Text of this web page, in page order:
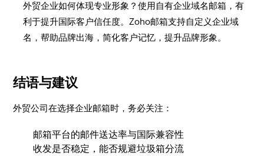
外贸企业如何体现专业形象？使用自有企业域名邮箱，有
利于提升国际客户信任度。Zoho邮箱支持自定义企业域
名，帮助品牌出海，简化客户记忆，提升品牌形象。
结语与建议
外贸公司在选择企业邮箱时，务必关注：
邮箱平台的邮件送达率与国际兼容性
收发是否稳定，能否规避垃圾箱分流